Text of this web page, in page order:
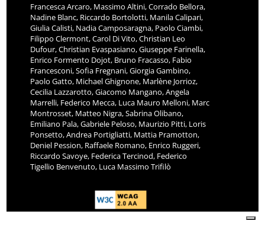
Francesca Arcaro, Massimo Altini, Corrado Bellora,
Nadine Blanc, Riccardo Bortolotti, Manila Calipari,
Giulia Calisti, Nadia Camposaragna, Paolo Ciambi,
Filippo Clermont, Carol Di Vito, Christian Leo
Dufour, Christian Evaspasiano, Giuseppe Farinella,
Enrico Formento Dojot, Bruno Fracasso, Fabio
Francesconi, Sofia Fregnani, Giorgia Gambino,
Paolo Gatto, Michael Ghignone, Marlène Jorrioz,
Cecilia Lazzarotto, Giacomo Mangano, Angela
Marrelli, Federico Mecca, Luca Mauro Melloni, Marc
Montrosset, Matteo Nigra, Sabrina Olibano,
Emiliano Pala, Gabriele Peloso, Maurizio Pitti, Loris
Ponsetto, Andrea Portigliatti, Mattia Pramotton,
Deniel Pession, Raffaele Romano, Enrico Ruggeri,
Riccardo Savoye, Federica Tercinod, Federico
Tigellio Benvenuto, Luca Massimo Trifilò